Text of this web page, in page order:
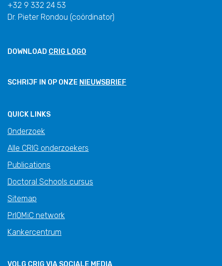
+32 9 332 24 53
Dr. Pieter Rondou (coördinator)
DOWNLOAD CRIG LOGO
SCHRIJF IN OP ONZE NIEUWSBRIEF
QUICK LINKS
Onderzoek
Alle CRIG onderzoekers
Publications
Doctoral Schools cursus
Sitemap
PrIOMiC network
Kankercentrum
VOLG CRIG VIA SOCIALE MEDIA